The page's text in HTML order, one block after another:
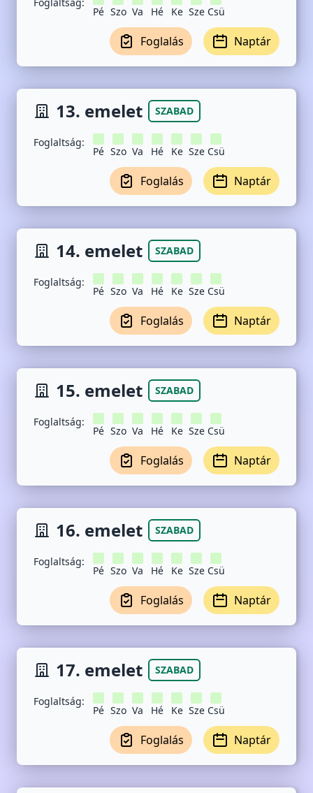
Pé Szo Va Hé Ke Sze Csü
Foglalás Naptár
13. emelet SZABAD
Foglaltság:
Pé Szo Va Hé Ke Sze Csü
Foglalás Naptár
14. emelet SZABAD
Foglaltság:
Pé Szo Va Hé Ke Sze Csü
Foglalás Naptár
15. emelet SZABAD
Foglaltság:
Pé Szo Va Hé Ke Sze Csü
Foglalás Naptár
16. emelet SZABAD
Foglaltság:
Pé Szo Va Hé Ke Sze Csü
Foglalás Naptár
17. emelet SZABAD
Foglaltság:
Pé Szo Va Hé Ke Sze Csü
Foglalás Naptár